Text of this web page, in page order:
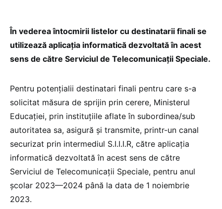
În vederea întocmirii listelor cu destinatarii finali se
utilizează aplicația informatică dezvoltată în acest
sens de către Serviciul de Telecomunicații Speciale.
Pentru potențialii destinatari finali pentru care s-a
solicitat măsura de sprijin prin cerere, Ministerul
Educației, prin instituțiile aflate în subordinea/sub
autoritatea sa, asigură și transmite, printr-un canal
securizat prin intermediul S.I.I.I.R, către aplicația
informatică dezvoltată în acest sens de către
Serviciul de Telecomunicații Speciale, pentru anul
școlar 2023—2024 până la data de 1 noiembrie
2023.